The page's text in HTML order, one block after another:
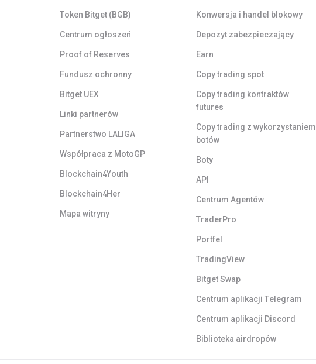
Token Bitget (BGB)
Centrum ogłoszeń
Proof of Reserves
Fundusz ochronny
Bitget UEX
Linki partnerów
Partnerstwo LALIGA
Współpraca z MotoGP
Blockchain4Youth
Blockchain4Her
Mapa witryny
Konwersja i handel blokowy
Depozyt zabezpieczający
Earn
Copy trading spot
Copy trading kontraktów
futures
Copy trading z wykorzystaniem
botów
Boty
API
Centrum Agentów
TraderPro
Portfel
TradingView
Bitget Swap
Centrum aplikacji Telegram
Centrum aplikacji Discord
Biblioteka airdropów